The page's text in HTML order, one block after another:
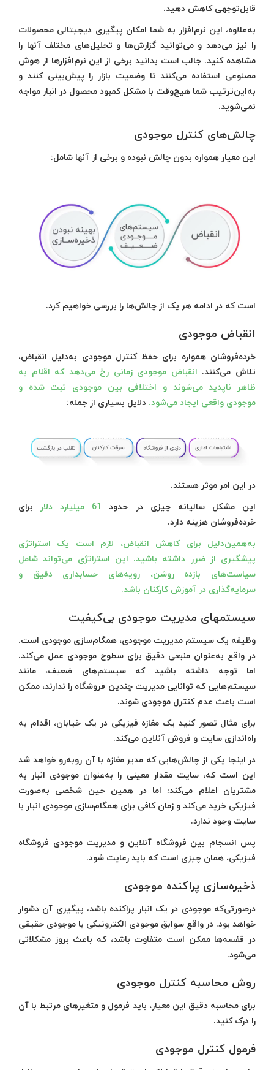
قابل‌توجهی کاهش دهید.
به‌علاوه، این نرم‌افزار به شما امکان پیگیری دیجیتالی محصولات
را نیز می‌دهد و می‌توانید گزارش‌ها و تحلیل‌های مختلف آنها را
مشاهده کنید. جالب است بدانید برخی از این نرم‌افزارها از هوش
مصنوعی استفاده می‌کنند تا وضعیت بازار را پیش‌بینی کنند و
به‌این‌ترتیب شما هیچ‌وقت با مشکل کمبود محصول در انبار مواجه
نمی‌شوید.
چالش‌های کنترل موجودی
این معیار همواره بدون چالش نبوده و برخی از آنها شامل:
است که در ادامه هر یک از چالش‌ها را بررسی خواهیم کرد.
انقباض موجودی
خرده‌فروشان همواره برای حفظ کنترل موجودی به‌دلیل انقباض،
تلاش می‌کنند. انقباض موجودی زمانی رخ می‌دهد که اقلام به
ظاهر ناپدید می‌شوند و اختلافی بین موجودی ثبت شده و
موجودی واقعی ایجاد می‌شود. دلایل بسیاری از جمله:
در این امر موثر هستند.
این مشکل سالیانه چیزی در حدود
61 میلیارد دلار
برای
خرده‌فروشان هزینه دارد.
به‌همین‌دلیل برای کاهش انقباض، لازم است یک استراتژی
پیشگیری از ضرر داشته باشید. این استراتژی می‌تواند شامل
سیاست‌های بازده روشن، رویه‌های حسابداری دقیق و
سرمایه‌گذاری در آموزش کارکنان باشد.
سیستم‎های مدیریت موجودی بی‌کیفیت
وظیفه‌ یک سیستم مدیریت موجودی، همگام‌سازی موجودی است.
در واقع به‌عنوان منبعی دقیق برای سطوح موجودی عمل می‌کند.
اما توجه داشته باشید که سیستم‌های ضعیف، مانند
سیستم‌هایی که توانایی مدیریت چندین فروشگاه را ندارند، ممکن
است باعث عدم کنترل موجودی شوند.
برای مثال تصور کنید یک مغازه فیزیکی در یک خیابان، اقدام به
راه‌اندازی سایت و فروش آنلاین می‌کند.
در اینجا یکی از چالش‌هایی که مدیر مغازه با آن روبه‌رو خواهد شد
این است که، سایت مقدار معینی را به‌عنوان موجودی انبار به
مشتریان اعلام می‌کند؛ اما در همین حین شخصی به‌صورت
فیزیکی خرید می‌کند و زمان کافی برای همگام‌سازی موجودی انبار با
سایت وجود ندارد.
پس انسجام بین فروشگاه آنلاین و مدیریت موجودی فروشگاه
فیزیکی، همان چیزی است که باید رعایت شود.
ذخیره‌سازی پراکنده موجودی
درصورتی‌که موجودی در یک انبار پراکنده باشد، پیگیری آن دشوار
خواهد بود. در واقع سوابق موجودی الکترونیکی با موجودی حقیقی
در قفسه‌ها ممکن است متفاوت باشد، که باعث بروز مشکلاتی
می‌شود.
روش محاسبه کنترل موجودی
برای محاسبه دقیق این معیار، باید فرمول و متغیرهای مرتبط با آن
را درک کنید.
فرمول کنترل موجودی